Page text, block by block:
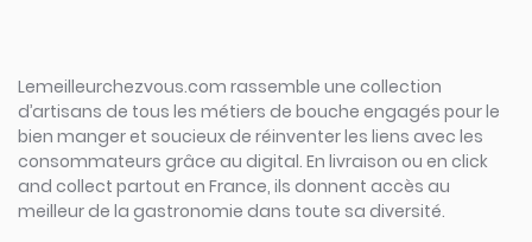
Lemeilleurchezvous.com rassemble une collection
d’artisans de tous les métiers de bouche engagés pour le
bien manger et soucieux de réinventer les liens avec les
consommateurs grâce au digital. En livraison ou en click
and collect partout en France, ils donnent accès au
meilleur de la gastronomie dans toute sa diversité.